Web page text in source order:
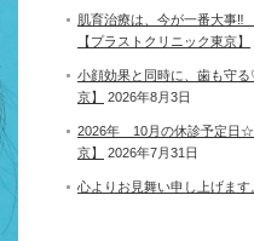
肌育治療は、今が一番大事
【プラストクリニック東京】
小顔効果と同時に、歯も守
京】
2026年8月3日
2026年 10月の休診予定日
京】
2026年7月31日
心よりお見舞い申し上げます